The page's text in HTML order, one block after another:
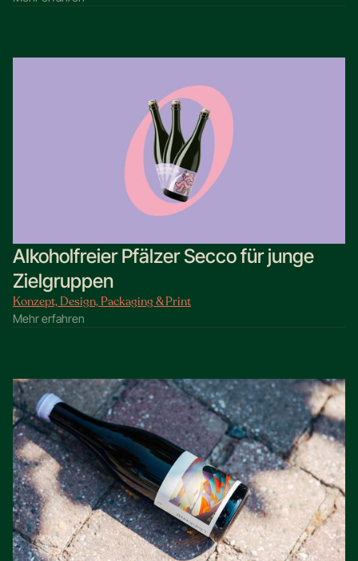
Alkoholfreier Pfälzer Secco für junge
Zielgruppen
Konzept, Design, Packaging & Print
Mehr erfahren